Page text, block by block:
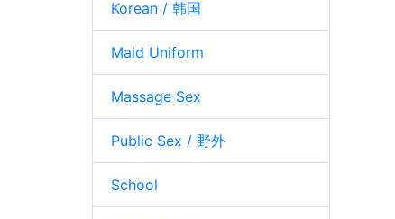
Korean / 韩国
Maid Uniform
Massage Sex
Public Sex / 野外
School